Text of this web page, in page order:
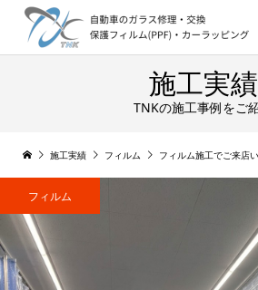
施工実績
TNKの施工事例をご
施工実績 フィルム フィルム施工でご来店いただきま
フィルム